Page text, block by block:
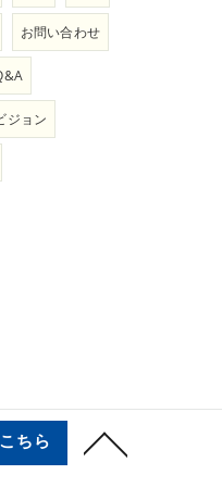
お問い合わせ
ジョン
ちら